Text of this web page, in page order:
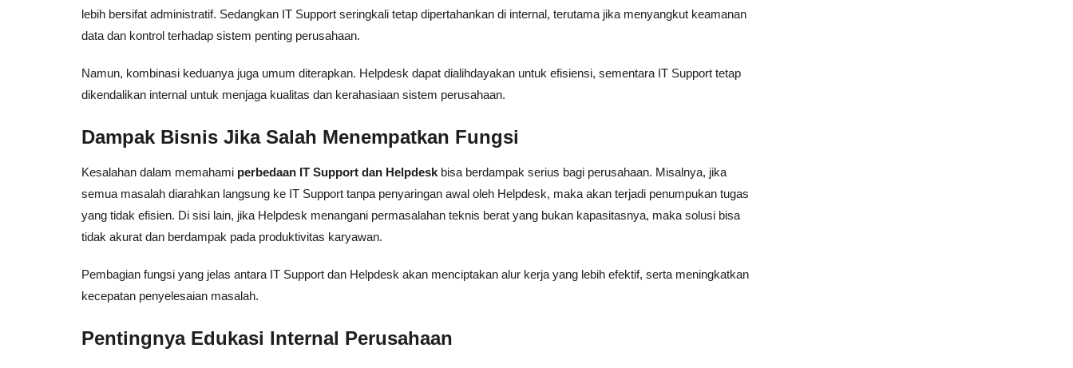
lebih bersifat administratif. Sedangkan IT Support seringkali tetap dipertahankan di internal, terutama jika menyangkut keamanan
data dan kontrol terhadap sistem penting perusahaan.
Namun, kombinasi keduanya juga umum diterapkan. Helpdesk dapat dialihdayakan untuk efisiensi, sementara IT Support tetap
dikendalikan internal untuk menjaga kualitas dan kerahasiaan sistem perusahaan.
Dampak Bisnis Jika Salah Menempatkan Fungsi
Kesalahan dalam memahami perbedaan IT Support dan Helpdesk bisa berdampak serius bagi perusahaan. Misalnya, jika
semua masalah diarahkan langsung ke IT Support tanpa penyaringan awal oleh Helpdesk, maka akan terjadi penumpukan tugas
yang tidak efisien. Di sisi lain, jika Helpdesk menangani permasalahan teknis berat yang bukan kapasitasnya, maka solusi bisa
tidak akurat dan berdampak pada produktivitas karyawan.
Pembagian fungsi yang jelas antara IT Support dan Helpdesk akan menciptakan alur kerja yang lebih efektif, serta meningkatkan
kecepatan penyelesaian masalah.
Pentingnya Edukasi Internal Perusahaan